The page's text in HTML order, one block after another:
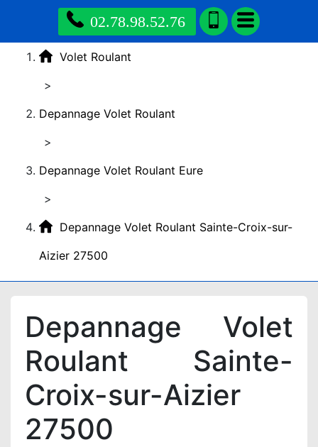
02.78.98.52.76
Volet Roulant
>
Depannage Volet Roulant
>
Depannage Volet Roulant Eure
>
Depannage Volet Roulant Sainte-Croix-sur-
Aizier 27500
Depannage Volet
Roulant Sainte-
Croix-sur-Aizier
27500